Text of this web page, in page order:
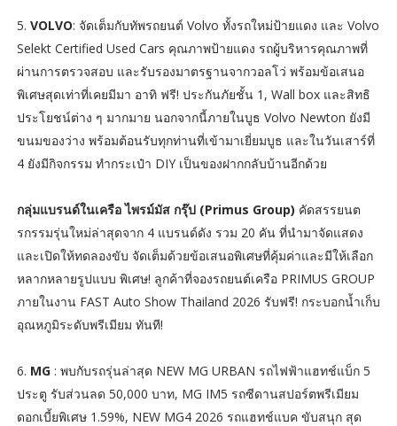
5. VOLVO: จัดเต็มกับทัพรถยนต์ Volvo ทั้งรถใหม่ป้ายแดง และ Volvo
Selekt Certified Used Cars คุณภาพป้ายแดง รถผู้บริหารคุณภาพที่
ผ่านการตรวจสอบ และรับรองมาตรฐานจากวอลโว่ พร้อมข้อเสนอ
พิเศษสุดเท่าที่เคยมีมา อาทิ ฟรี! ประกันภัยชั้น 1, Wall box และสิทธิ
ประโยชน์ต่าง ๆ มากมาย นอกจากนี้ภายในบูธ Volvo Newton ยังมี
ขนมของว่าง พร้อมต้อนรับทุกท่านที่เข้ามาเยี่ยมบูธ และในวันเสาร์ที่
4 ยังมีกิจกรรม ทำกระเป๋า DIY เป็นของฝากกลับบ้านอีกด้วย
กลุ่มแบรนด์ในเครือ ไพรม์มัส กรุ๊ป (Primus Group) คัดสรรยนต
รกรรมรุ่นใหม่ล่าสุดจาก 4 แบรนด์ดัง รวม 20 คัน ที่นำมาจัดแสดง
และเปิดให้ทดลองขับ จัดเต็มด้วยข้อเสนอพิเศษที่คุ้มค่าและมีให้เลือก
หลากหลายรูปแบบ พิเศษ! ลูกค้าที่จองรถยนต์เครือ PRIMUS GROUP
ภายในงาน FAST Auto Show Thailand 2026 รับฟรี! กระบอกน้ำเก็บ
อุณหภูมิระดับพรีเมียม ทันที!
6. MG: พบกับรถรุ่นล่าสุด NEW MG URBAN รถไฟฟ้าแฮทช์แบ็ก 5
ประตู รับส่วนลด 50,000 บาท, MG IM5 รถซีดานสปอร์ตพรีเมียม
ดอกเบี้ยพิเศษ 1.59%, NEW MG4 2026 รถแฮทช์แบค ขับสนุก สุด